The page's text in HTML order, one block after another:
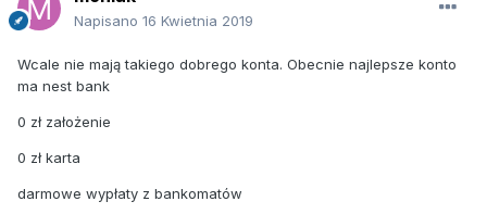
Napisano 16 Kwietnia 2019
Wcale nie mają takiego dobrego konta. Obecnie najlepsze konto
ma nest bank
0 zł założenie
0 zł karta
darmowe wypłaty z bankomatów